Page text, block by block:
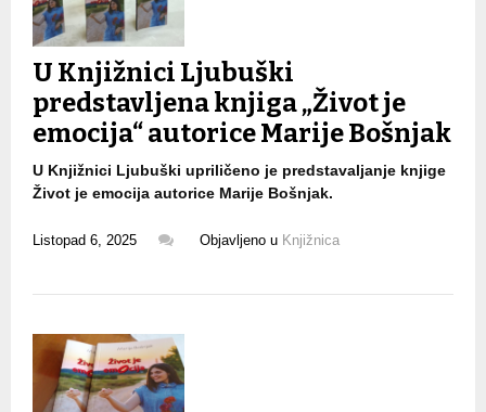
U Knjižnici Ljubuški
predstavljena knjiga „Život je
emocija“ autorice Marije Bošnjak
U Knjižnici Ljubuški upriličeno je predstavaljanje knjige
Život je emocija autorice Marije Bošnjak.
Listopad 6, 2025 Objavljeno u Knjižnica